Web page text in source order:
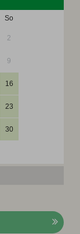
So
2
9
16
23
30